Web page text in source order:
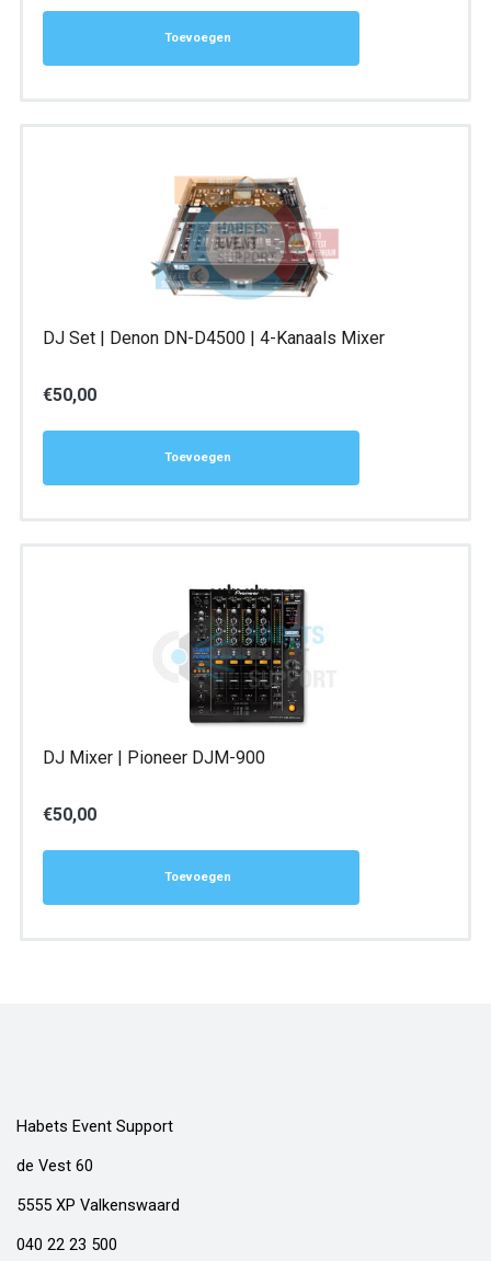
Toevoegen
DJ Set | Denon DN-D4500 | 4-Kanaals Mixer
€50,00
Toevoegen
DJ Mixer | Pioneer DJM-900
€50,00
Toevoegen
Habets Event Support
de Vest 60
5555 XP Valkenswaard
040 22 23 500